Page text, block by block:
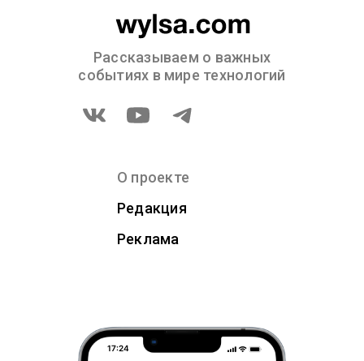
Рассказываем о важных
событиях в мире технологий
О проекте
Редакция
Реклама
17:24